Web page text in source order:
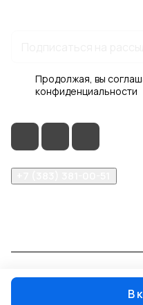
В
Продолжая, вы
конфиденциальности
© 2026 Интер-Двери